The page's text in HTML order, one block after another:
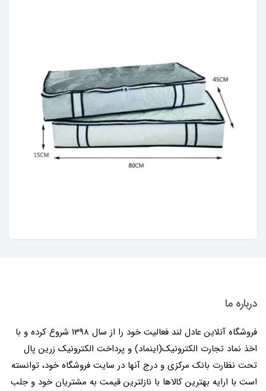
درباره ما
فروشگاه آنلاین عادل لند فعالیت خود را از سال 1398 شروع کرده و با
اخذ نماد تجارت الکترونیک(اینماد) و پرداخت الکترونیک زرین پال
تحت نظارت بانک مرکزی و درج آنها در سایت فروشگاه خود، توانسته
است با ارایه بهترین کالاها با نازلترین قیمت به مشتریان خود و جلب